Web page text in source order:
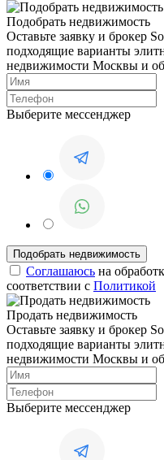
Подобрать недвижимость
Оставьте заявку и брокер
подходящие варианты
недвижимости Москвы и
Выберите мессенджер
Соглашаюсь на
соответствии с Политикой
Продать недвижимость
Оставьте заявку и брокер
подходящие варианты
недвижимости Москвы и
Выберите мессенджер